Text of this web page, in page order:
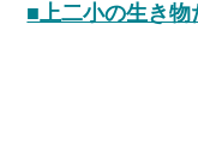
■上二小の生き